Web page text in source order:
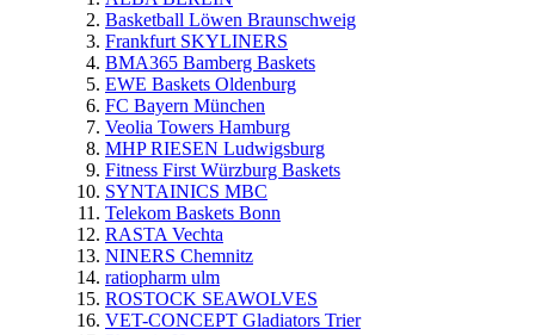
Basketball Löwen Braunschweig
Frankfurt SKYLINERS
BMA365 Bamberg Baskets
EWE Baskets Oldenburg
FC Bayern München
Veolia Towers Hamburg
MHP RIESEN Ludwigsburg
Fitness First Würzburg Baskets
SYNTAINICS MBC
Telekom Baskets Bonn
RASTA Vechta
NINERS Chemnitz
ratiopharm ulm
ROSTOCK SEAWOLVES
VET-CONCEPT Gladiators Trier